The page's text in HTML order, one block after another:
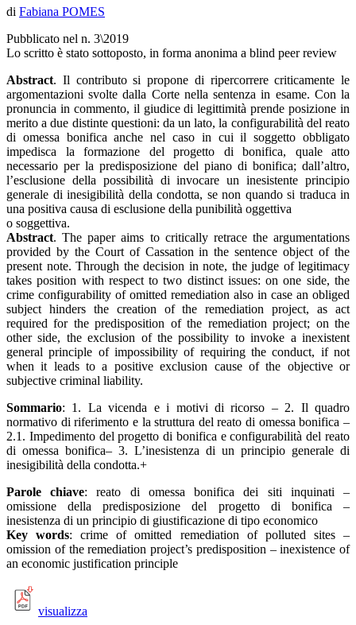
di Fabiana POMES
Pubblicato nel n. 3\2019
Lo scritto è stato sottoposto, in forma anonima a blind peer review
Abstract. Il contributo si propone di ripercorrere criticamente le
argomentazioni svolte dalla Corte nella sentenza in esame. Con la
pronuncia in commento, il giudice di legittimità prende posizione in
merito a due distinte questioni: da un lato, la configurabilità del reato
di omessa bonifica anche nel caso in cui il soggetto obbligato
impedisca la formazione del progetto di bonifica, quale atto
necessario per la predisposizione del piano di bonifica; dall’altro,
l’esclusione della possibilità di invocare un inesistente principio
generale di inesigibilità della condotta, se non quando si traduca in
una positiva causa di esclusione della punibilità oggettiva
o soggettiva.
Abstract. The paper aims to critically retrace the argumentations
provided by the Court of Cassation in the sentence object of the
present note. Through the decision in note, the judge of legitimacy
takes position with respect to two distinct issues: on one side, the
crime configurability of omitted remediation also in case an obliged
subject hinders the creation of the remediation project, as act
required for the predisposition of the remediation project; on the
other side, the exclusion of the possibility to invoke a inexistent
general principle of impossibility of requiring the conduct, if not
when it leads to a positive exclusion cause of the objective or
subjective criminal liability.
Sommario: 1. La vicenda e i motivi di ricorso – 2. Il quadro
normativo di riferimento e la struttura del reato di omessa bonifica –
2.1. Impedimento del progetto di bonifica e configurabilità del reato
di omessa bonifica– 3. L’inesistenza di un principio generale di
inesigibilità della condotta.+
Parole chiave: reato di omessa bonifica dei siti inquinati –
omissione della predisposizione del progetto di bonifica –
inesistenza di un principio di giustificazione di tipo economico
Key words: crime of omitted remediation of polluted sites –
omission of the remediation project’s predisposition – inexistence of
an economic justification principle
visualizza